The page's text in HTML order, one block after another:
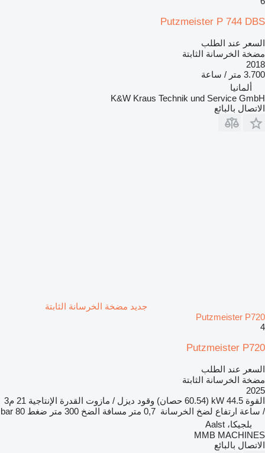
Putzmeister P 744 DBS
السعر عند الطلب
مضخة الخرسانة الثابتة
2018
3.700 متر / ساعة
ألمانيا
K&W Kraus Technik und Service GmbH
الاتصال بالبائع
جديد مضخة الخرسانة الثابتة
Putzmeister P720
4
Putzmeister P720
السعر عند الطلب
مضخة الخرسانة الثابتة
2025
القوة 44.5 kW (60.54 حصان) وقود ديزل / مازوت القدرة الإنتاجية
21 م3
/ ساعة ارتفاع لضخ الخرسانة 0,7 متر مسافة الضخ 300 متر ضغط 80 bar
بلجيكا، Aalst
MMB MACHINES
الاتصال بالبائع